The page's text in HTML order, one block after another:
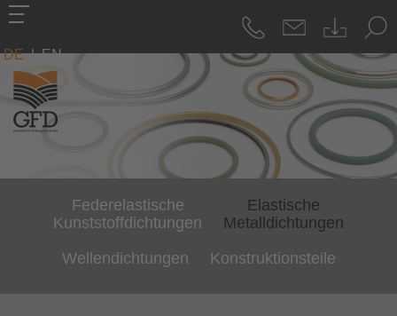
DE | EN
Federelastische
Kunststoffdichtungen
Elastische
Metalldichtungen
Wellendichtungen
Konstruktionsteile